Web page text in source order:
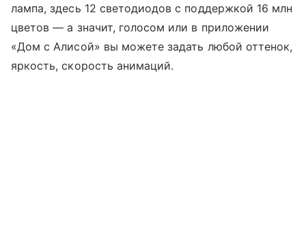
лампа, здесь 12 светодиодов с поддержкой 16 млн
цветов — а значит, голосом или в приложении
«Дом с Алисой» вы можете задать любой оттенок,
яркость, скорость анимаций.